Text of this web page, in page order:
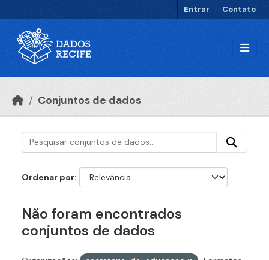
Entrar Contato
Conjuntos de dados
Ordenar por
Não foram encontrados
conjuntos de dados